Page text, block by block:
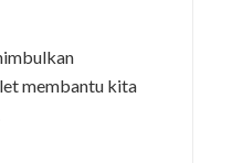
membantu kita